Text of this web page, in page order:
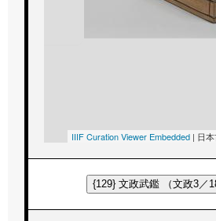
IIIF Curation Viewer Embedded | 日
{129} 文政武鑑 （文政3／